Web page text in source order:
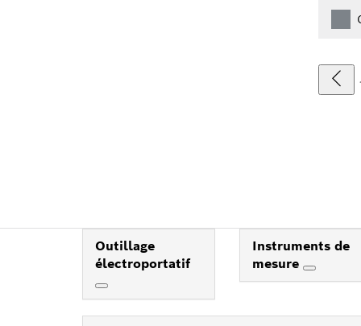
Outillage
électroportatif
Instruments de
mesure